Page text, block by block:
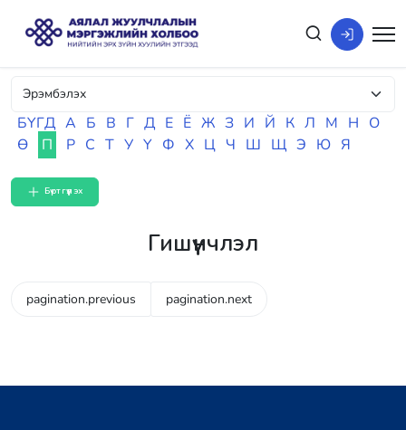
БҮГД А Б В Г Д Е Ё Ж З И Й К Л М Н О
Ө
П Р С Т У Ү Ф Х Ц Ч Ш Щ Э Ю Я
Бүртгүүлэх
Гишүүнчлэл
pagination.previous pagination.next